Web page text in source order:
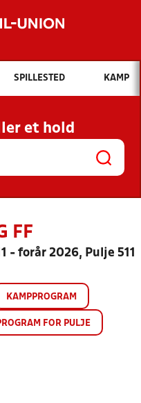
Hvad vil du søge efter?
OG NYHEDER
KLUBBER OG
SPILLESTED KAMP
et hold
FF
- forår 2026, Pulje 511
KAMPPROGRAM
FOR PULJE